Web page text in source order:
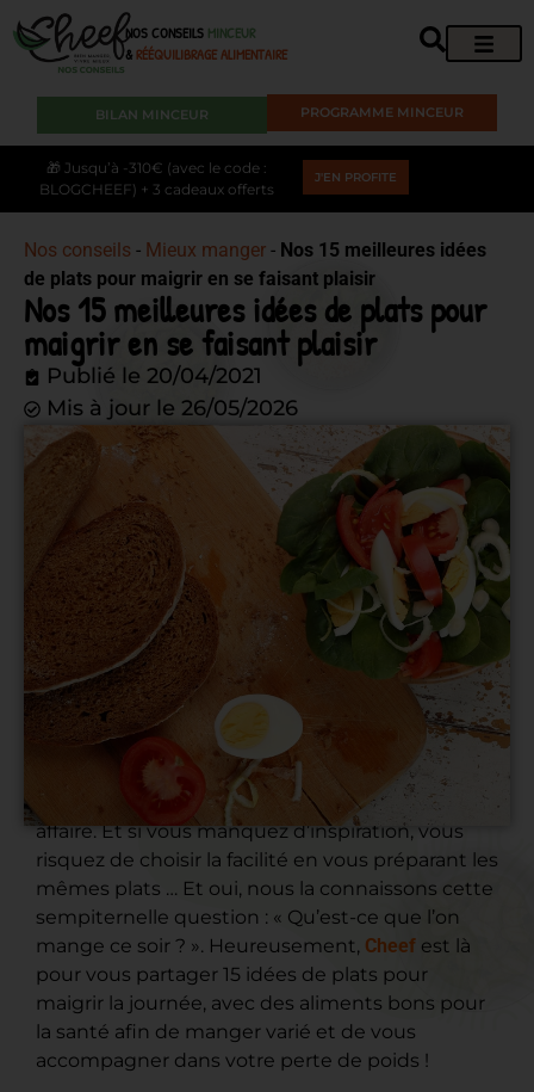
NOS CONSEILS MINCEUR
&RÉÉQUILIBRAGE ALIMENTAIRE
PROGRAMME MINCEUR
BILAN MINCEUR
🎁 Jusqu’à -310€ (avec le code :
BLOGCHEEF) + 3 cadeaux offerts
J'EN PROFITE
Nos conseils - Mieux manger - Nos 15 meilleures idées
de plats pour maigrir en se faisant plaisir
Nos 15 meilleures idées de plats pour
maigrir en se faisant plaisir
Publié le 20/04/2021
Mis à jour le 26/05/2026
Vouloir perdre du poids n’est pas une mince
affaire. Et si vous manquez d’inspiration, vous
risquez de choisir la facilité en vous préparant les
mêmes plats … Et oui, nous la connaissons cette
sempiternelle question : « Qu’est-ce que l’on
mange ce soir ? ». Heureusement, Cheef est là
pour vous partager 15 idées de plats pour
maigrir la journée, avec des aliments bons pour
la santé afin de manger varié et de vous
accompagner dans votre perte de poids !